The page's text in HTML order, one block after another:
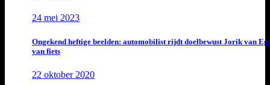
24 mei 2023
Ongekend heftige beelden: automobilist rijdt doelbewust Jorik van
van fiets
22 oktober 2020